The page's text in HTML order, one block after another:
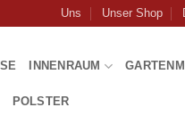
Uns Unser Shop
INNENRAUM
POLSTER